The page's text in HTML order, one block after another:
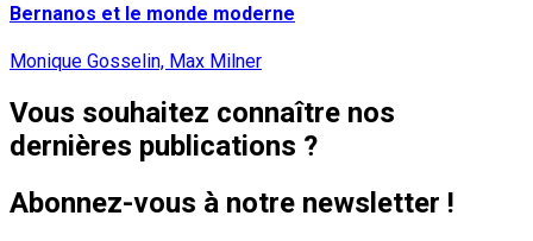
Bernanos et le monde moderne
Monique Gosselin, Max Milner
Vous souhaitez connaître nos
dernières publications ?
Abonnez-vous à notre newsletter !